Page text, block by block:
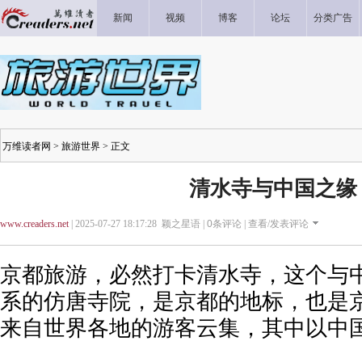
新闻 视频 博客 论坛 分类广告
万维读者网 > 旅游世界 > 正文
清水寺与中国之缘
www.creaders.net| 2025-07-27 18:17:28 颖之星语 | 0条评论 | 查看/发表评论
京都旅游，必然打卡清水寺，这个与
系的仿唐寺院，是京都的地标，也是
来自世界各地的游客云集，其中以中